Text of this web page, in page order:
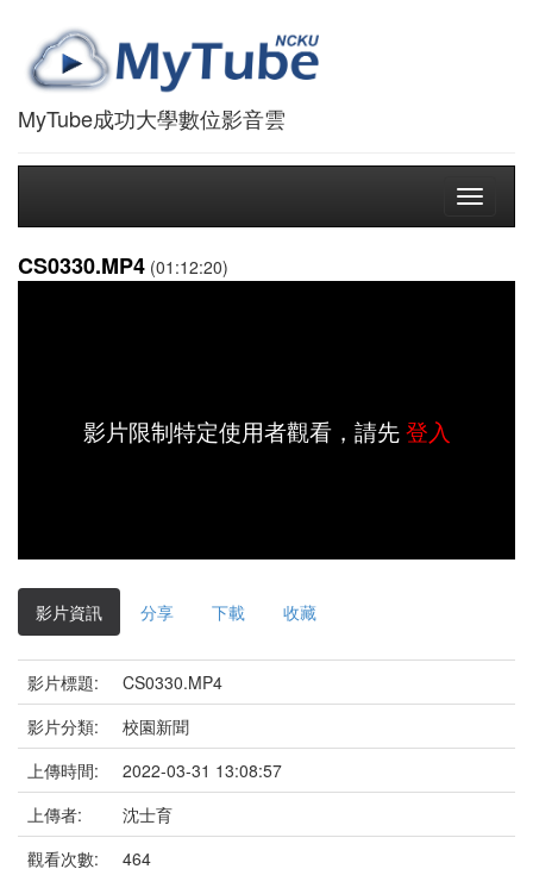
MyTube成功大學數位影音雲
Toggle
CS0330.MP4 (01:12:20)
影片限制特定使用者觀看，請先登入
影片資訊 分享 下載 收藏
影片標題:
CS0330.MP4
影片分類:
校園新聞
上傳時間:
2022-03-31 13:08:57
上傳者:
沈士育
觀看次數:
464